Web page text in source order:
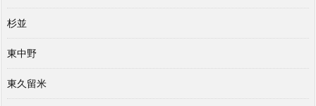
杉並
東中野
東久留米